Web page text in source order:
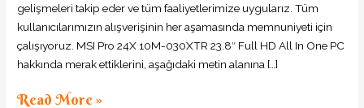
gelişmeleri takip eder ve tüm faaliyetlerimize uygularız. Tüm
kullanıcılarımızın alışverişinin her aşamasında memnuniyeti için
çalışıyoruz. MSI Pro 24X 10M-030XTR 23.8″ Full HD All In One PC
hakkında merak ettiklerini, aşağıdaki metin alanına […]
Read More »